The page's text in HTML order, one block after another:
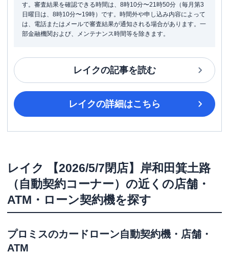
す。審査結果を確認できる時間は、8時10分〜21時50分（毎月第3
日曜日は、8時10分〜19時）です。時間外や申し込み内容によって
は、電話またはメールで審査結果が通知される場合があります。一
部金融機関および、メンテナンス時間等を除きます。
レイクの記事を読む
レイクの詳細はこちら
レイク
【2026/5/7閉店】岸和田箕土路
（自動契約コーナー） の近くの店舗・
ATM・ローン契約機を探す
プロミスのカードローン自動契約機・店舗・
ATM